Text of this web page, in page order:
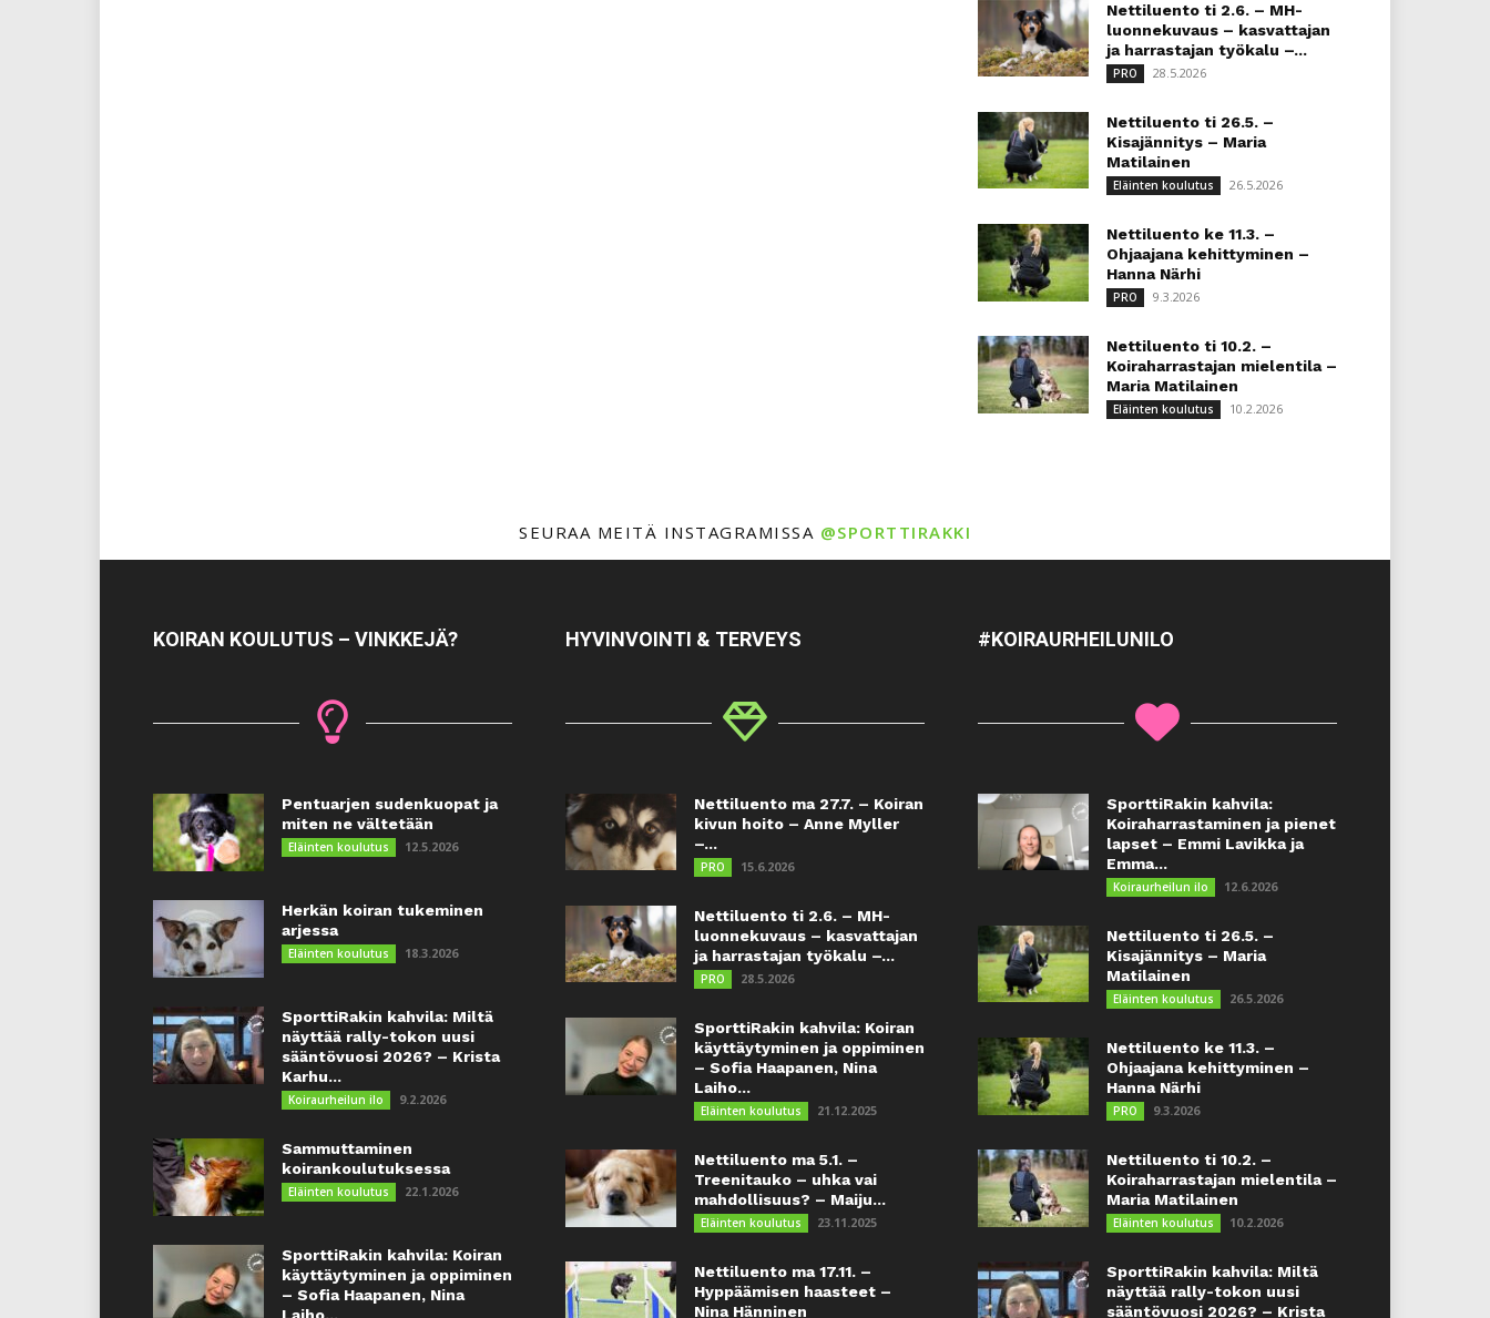
Nettiluento ti 2.6. – MH-
luonnekuvaus – kasvattajan
ja harrastajan työkalu –...
PRO 28.5.2026
Nettiluento ti 26.5. –
Kisajännitys – Maria
Matilainen
Eläinten koulutus 26.5.2026
Nettiluento ke 11.3. –
Ohjaajana kehittyminen –
Hanna Närhi
PRO 9.3.2026
Nettiluento ti 10.2. –
Koiraharrastajan mielentila –
Maria Matilainen
Eläinten koulutus 10.2.2026
SEURAA MEITÄ INSTAGRAMISSA @SPORTTIRAKKI
KOIRAN KOULUTUS – VINKKEJÄ?
Pentuarjen sudenkuopat ja
miten ne vältetään
Eläinten koulutus 12.5.2026
Herkän koiran tukeminen
arjessa
Eläinten koulutus 18.3.2026
SporttiRakin kahvila: Miltä
näyttää rally-tokon uusi
sääntövuosi 2026? – Krista
Karhu...
Koiraurheilun ilo 9.2.2026
Sammuttaminen
koirankoulutuksessa
Eläinten koulutus 22.1.2026
SporttiRakin kahvila: Koiran
käyttäytyminen ja oppiminen
– Sofia Haapanen, Nina
HYVINVOINTI & TERVEYS
Nettiluento ma 27.7. – Koiran
kivun hoito – Anne Myller
–...
PRO 15.6.2026
Nettiluento ti 2.6. – MH-
luonnekuvaus – kasvattajan
ja harrastajan työkalu –...
PRO 28.5.2026
SporttiRakin kahvila: Koiran
käyttäytyminen ja oppiminen
– Sofia Haapanen, Nina
Laiho...
Eläinten koulutus 21.12.2025
Nettiluento ma 5.1. –
Treenitauko – uhka vai
mahdollisuus? – Maiju...
Eläinten koulutus 23.11.2025
Nettiluento ma 17.11. –
Hyppäämisen haasteet –
Nina Hänninen
#KOIRAURHEILUNILO
SporttiRakin kahvila:
Koiraharrastaminen ja pienet
lapset – Emmi Lavikka ja
Emma...
Koiraurheilun ilo 12.6.2026
Nettiluento ti 26.5. –
Kisajännitys – Maria
Matilainen
Eläinten koulutus 26.5.2026
Nettiluento ke 11.3. –
Ohjaajana kehittyminen –
Hanna Närhi
PRO 9.3.2026
Nettiluento ti 10.2. –
Koiraharrastajan mielentila –
Maria Matilainen
Eläinten koulutus 10.2.2026
SporttiRakin kahvila: Miltä
näyttää rally-tokon uusi
sääntövuosi 2026? – Krista